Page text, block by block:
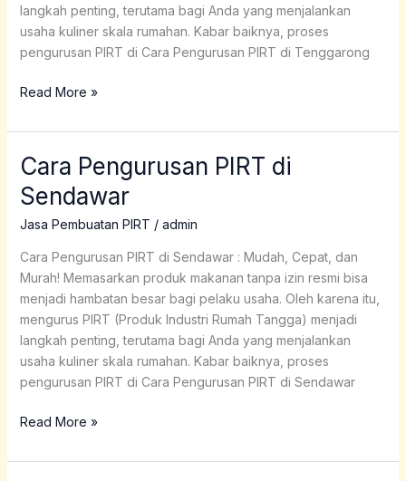
langkah penting, terutama bagi Anda yang menjalankan
usaha kuliner skala rumahan. Kabar baiknya, proses
pengurusan PIRT di Cara Pengurusan PIRT di Tenggarong
Read More »
Cara Pengurusan PIRT di
Sendawar
Jasa Pembuatan PIRT / admin
Cara Pengurusan PIRT di Sendawar : Mudah, Cepat, dan
Murah! Memasarkan produk makanan tanpa izin resmi bisa
menjadi hambatan besar bagi pelaku usaha. Oleh karena itu,
mengurus PIRT (Produk Industri Rumah Tangga) menjadi
langkah penting, terutama bagi Anda yang menjalankan
usaha kuliner skala rumahan. Kabar baiknya, proses
pengurusan PIRT di Cara Pengurusan PIRT di Sendawar
Cara
PIRT
di
Read More »